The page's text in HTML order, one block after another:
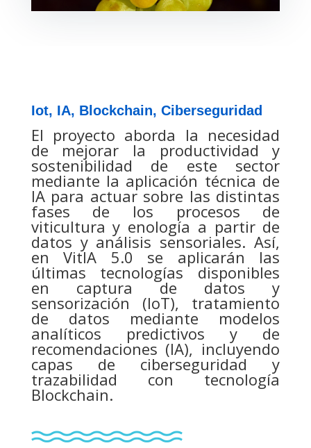
Iot, IA, Blockchain, Ciberseguridad
El proyecto aborda la necesidad
de mejorar la productividad y
sostenibilidad de este sector
mediante la aplicación técnica de
IA para actuar sobre las distintas
fases de los procesos de
viticultura y enología a partir de
datos y análisis sensoriales. Así,
en VitIA 5.0 se aplicarán las
últimas tecnologías disponibles
en captura de datos y
sensorización (IoT), tratamiento
de datos mediante modelos
analíticos predictivos y de
recomendaciones (IA), incluyendo
capas de ciberseguridad y
trazabilidad con tecnología
Blockchain.